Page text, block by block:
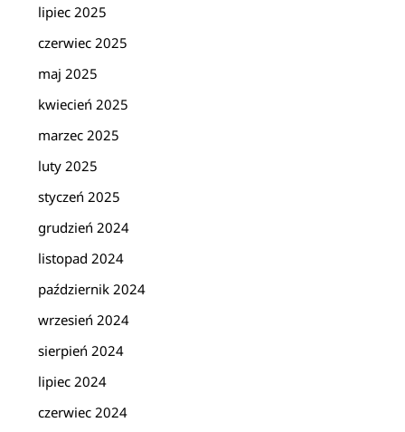
lipiec 2025
czerwiec 2025
maj 2025
kwiecień 2025
marzec 2025
luty 2025
styczeń 2025
grudzień 2024
listopad 2024
październik 2024
wrzesień 2024
sierpień 2024
lipiec 2024
czerwiec 2024